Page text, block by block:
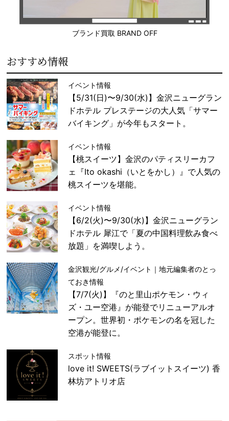
ブランド買取 BRAND OFF
おすすめ情報
イベント情報
【5/31(日)〜9/30(水)】金沢ニューグラン
ドホテル プレステージの大人気「サマー
バイキング」が今年もスタート。
イベント情報
【桃スイーツ】金沢のパティスリーカフ
ェ『Ito okashi（いとをかし）』で人気の
桃スイーツを堪能。
イベント情報
【6/2(火)〜9/30(水)】金沢ニューグラン
ドホテル 犀江で「夏の中国料理飲み食べ
放題」を満喫しよう。
金沢観光/グルメ/イベント｜地元編集者のとっ
ておき情報
【7/7(火)】『のと里山ポケモン・ウィ
ズ・ユー空港』が能登でリニューアルオ
ープン。世界初・ポケモンの名を冠した
空港が能登に。
スポット情報
love it! SWEETS(ラブイットスイーツ) 香
林坊アトリオ店